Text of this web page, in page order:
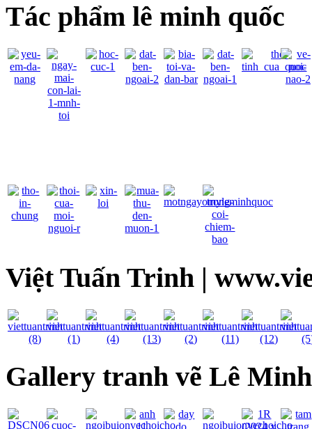
Tác phẩm lê minh quốc
Việt Tuấn Trinh |
Gallery tranh vẽ Lê